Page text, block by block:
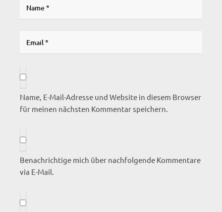
Name, E-Mail-Adresse und Website in diesem Browser
für meinen nächsten Kommentar speichern.
Benachrichtige mich über nachfolgende Kommentare
via E-Mail.